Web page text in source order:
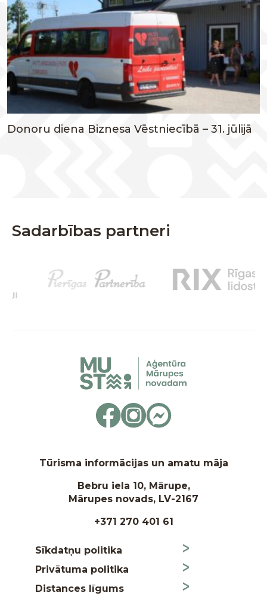
Donoru diena Biznesa Vēstniecībā – 31. jūlijā
Sadarbības partneri
Tūrisma informācijas un amatu māja
Bebru iela 10, Mārupe,
Mārupes novads, LV-2167
+371 270 401 61
Sīkdatņu politika
Privātuma politika
Distances līgums